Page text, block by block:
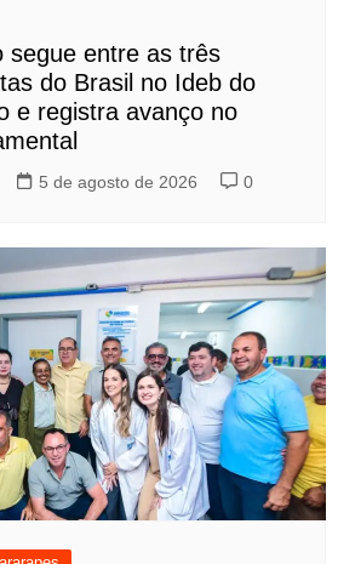
segue entre as três
do Brasil no Ideb do
e registra avanço no
5 de agosto de 2026 0